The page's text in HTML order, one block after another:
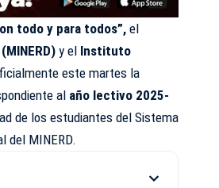
todo y para todos”,el
y el Instituto
este martes la
al año lectivo 2025-
de los estudiantes del Sistema
del MINERD.